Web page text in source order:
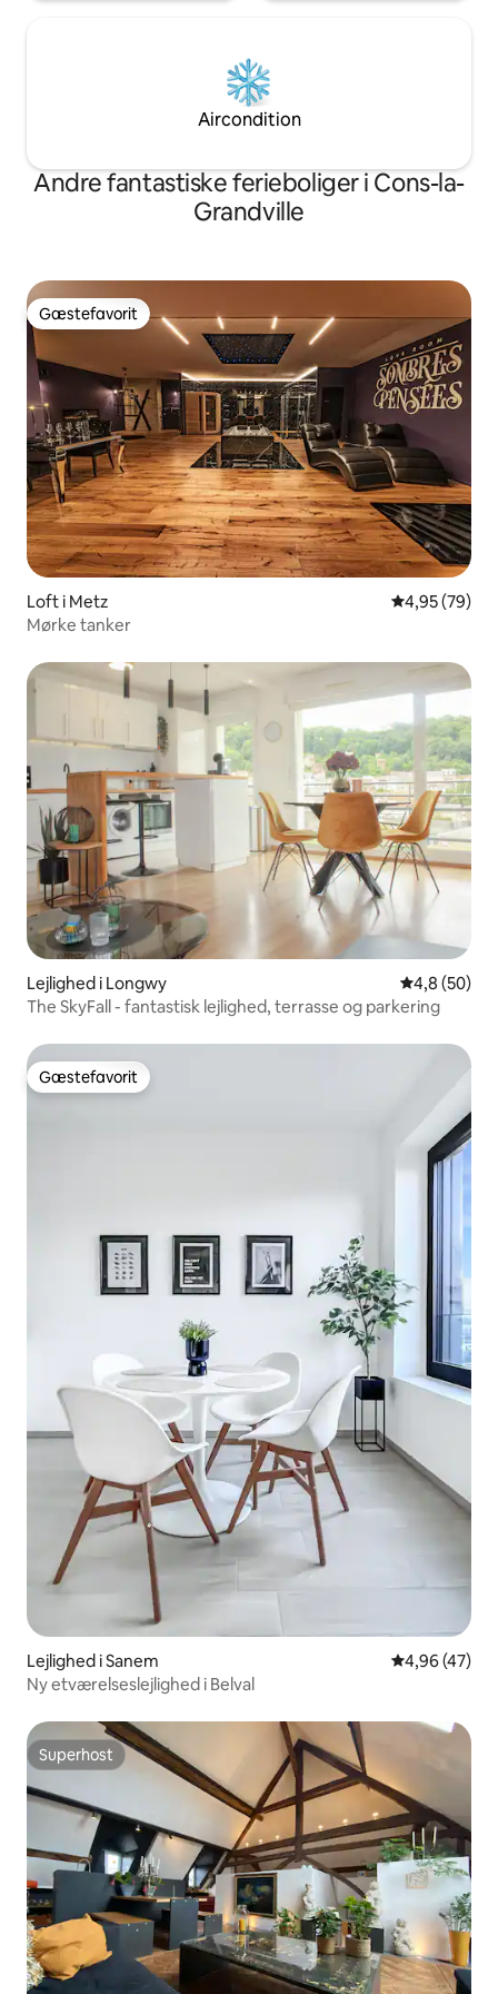
Aircondition
Andre fantastiske ferieboliger i Cons-la-
Grandville
Gæstefavorit
Gæstefavorit
Loft i Metz 4,95 ud af 5 i
4,95 (79)
Mørke tanker
Lejlighed i Longwy 4,8 ud af 5 i
4,8 (50)
The SkyFall - fantastisk lejlighed, terrasse og parkering
Gæstefavorit
Gæstefavorit
Lejlighed i Sanem 4,96 ud af 5 i
4,96 (47)
Ny etværelseslejlighed i Belval
Superhost
Superhost